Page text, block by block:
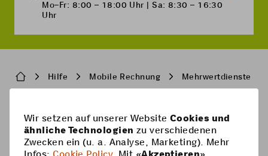
Mo–Fr: 8:00 – 18:00 Uhr | Sa: 8:30 – 16:30
Uhr
Breadcrumb
Hilfe Mobile Rechnung Mehrwertdienste
Pied
de
page
Handy-Abos
Handy-Abos
Hilfe
Wir setzen auf unserer Website Cookies und
ähnliche Technologien zu verschiedenen
Zwecken ein (u. a. Analyse, Marketing). Mehr
Infos:Cookie Policy. Mit «
»